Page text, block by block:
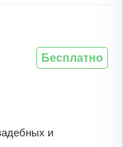
и
Бесплатно